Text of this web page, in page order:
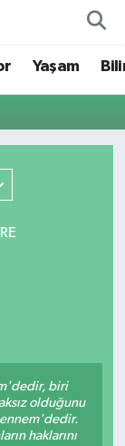
Yaşam
biri
olduğunu
haklarını